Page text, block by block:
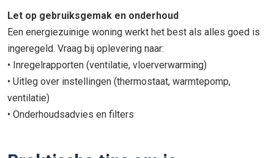
Let op gebruiksgemak en onderhoud
Een energiezuinige woning werkt het best als alles goed is
ingeregeld. Vraag bij oplevering naar:
• Inregelrapporten (ventilatie, vloerverwarming)
• Uitleg over instellingen (thermostaat, warmtepomp,
ventilatie)
• Onderhoudsadvies en filters